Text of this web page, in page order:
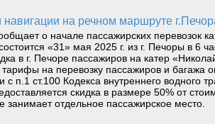
навигации на речном маршруте
о начале пассажирских перевозок
«31» мая 2025 г. из г. Печоры в 6
в г. Печоре пассажиров на катер
на перевозку пассажиров и багажа
с п.1 ст.100 Кодекса внутреннего
скидка в размере 50% от
занимает отдельное пассажирское место.